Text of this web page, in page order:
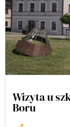
Wizyta u
Boru